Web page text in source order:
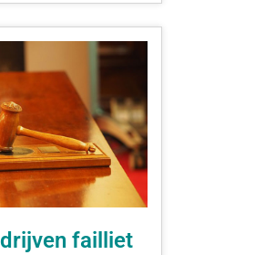
failliet